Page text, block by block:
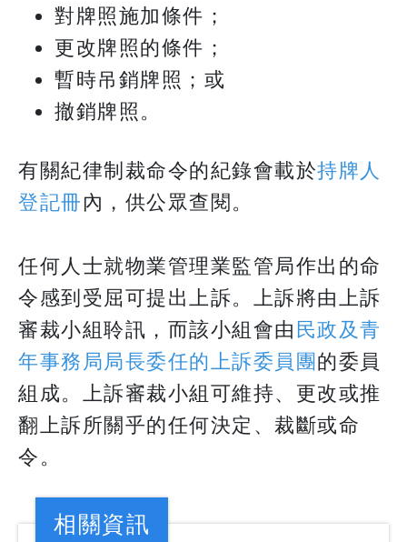
對牌照施加條件；
更改牌照的條件；
暫時吊銷牌照；或
撤銷牌照。
有關紀律制裁命令的紀錄會載於持牌人
登記冊內，供公眾查閱。
任何人士就物業管理業監管局作出的命
令感到受屈可提出上訴。上訴將由上訴
審裁小組聆訊，而該小組會由民政及青
年事務局局長委任的上訴委員團的委員
組成。上訴審裁小組可維持、更改或推
翻上訴所關乎的任何決定、裁斷或命
令。
相關資訊